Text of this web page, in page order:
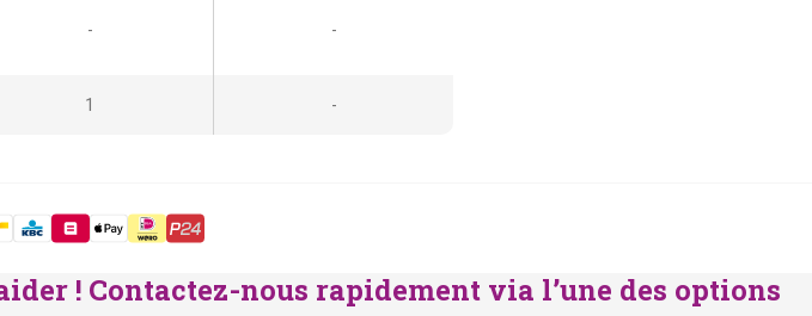
i
t
:
- -
1 -
! Contactez-nous rapidement via l’une des options